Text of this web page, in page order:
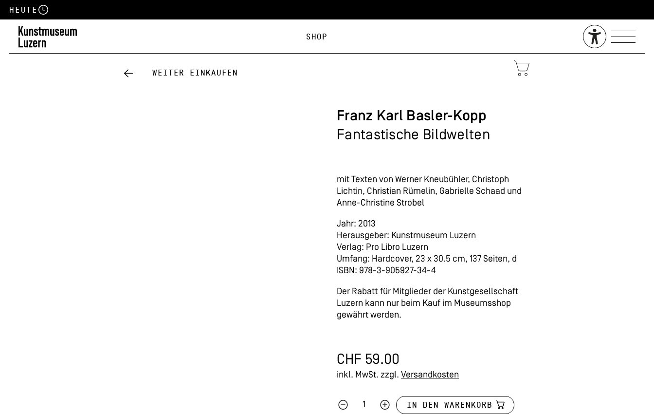
Heute
Shop
Weiter einkaufen
Franz Karl Basler-Kopp
Fantastische Bildwelten
mit Texten von Werner Kneubühler, Christoph
Lichtin, Christian Rümelin, Gabrielle Schaad und
Anne-Christine Strobel
Jahr: 2013
Herausgeber: Kunstmuseum Luzern
Verlag: Pro Libro Luzern
Umfang: Hardcover, 23 x 30.5 cm, 137 Seiten, d
ISBN: 978-3-905927-34-4
Der Rabatt für Mitglieder der Kunstgesellschaft
Luzern kann nur beim Kauf im Museumsshop
gewährt werden.
CHF 59.00
inkl. MwSt. zzgl. Versandkosten
IN DEN WARENKORB